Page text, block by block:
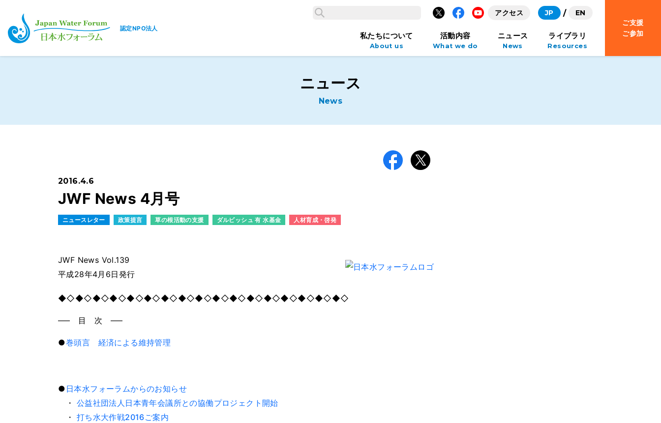
認定NPO法人
検索
アクセス EN
JP
私たちについて
About us
活動内容
What we do
ニュース
News
ライブラリ
Resources
ご支援
ご参加
ニュース
News
2016.4.6
JWF News 4月号
ニュースレター 政策提言 草の根活動の支援 ダルビッシュ 有 水基金 人材育成・啓発
JWF News Vol.139
平成28年4月6日発行
◆◇◆◇◆◇◆◇◆◇◆◇◆◇◆◇◆◇◆◇◆◇◆◇◆◇◆◇◆◇◆◇◆◇
—– 目 次 —–
●巻頭言 経済による維持管理
● 日本水フォーラムからのお知らせ
・ 公益社団法人日本青年会議所との協働プロジェクト開始
・ 打ち水大作戦2016ご案内